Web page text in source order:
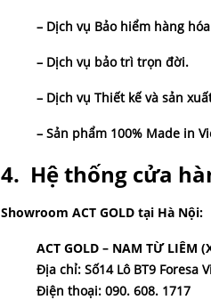
– Dịch vụ Bảo hiểm hàng
– Dịch vụ bảo trì trọn đời.
– Dịch vụ Thiết kế và sản
– Sản phẩm 100% Made in
4. Hệ thống cửa
Showroom ACT GOLD tại Hà Nội:
ACT GOLD – NAM TỪ LIÊM
Địa chỉ: Số14 Lô BT9 Foresa
Điện thoại: 090. 608. 1717